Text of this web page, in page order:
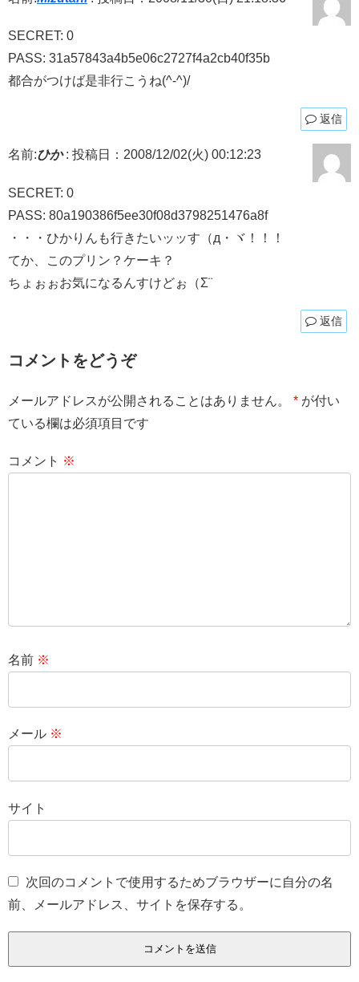
SECRET: 0
PASS: 31a57843a4b5e06c2727f4a2cb40f35b
都合がつけば是非行こうね(^-^)/
返信
名前:ひか: 投稿日：2008/12/02(火) 00:12:23
SECRET: 0
PASS: 80a190386f5ee30f08d3798251476a8f
・・・ひかりんも行きたいッッす（д・ヾ！！！
てか、このプリン？ケーキ？
ちょぉぉお気になるんすけどぉ（Σ¨
返信
コメントをどうぞ
メールアドレスが公開されることはありません。 * が付い
ている欄は必須項目です
コメント ※
名前 ※
メール ※
サイト
次回のコメントで使用するためブラウザーに自分の名
前、メールアドレス、サイトを保存する。